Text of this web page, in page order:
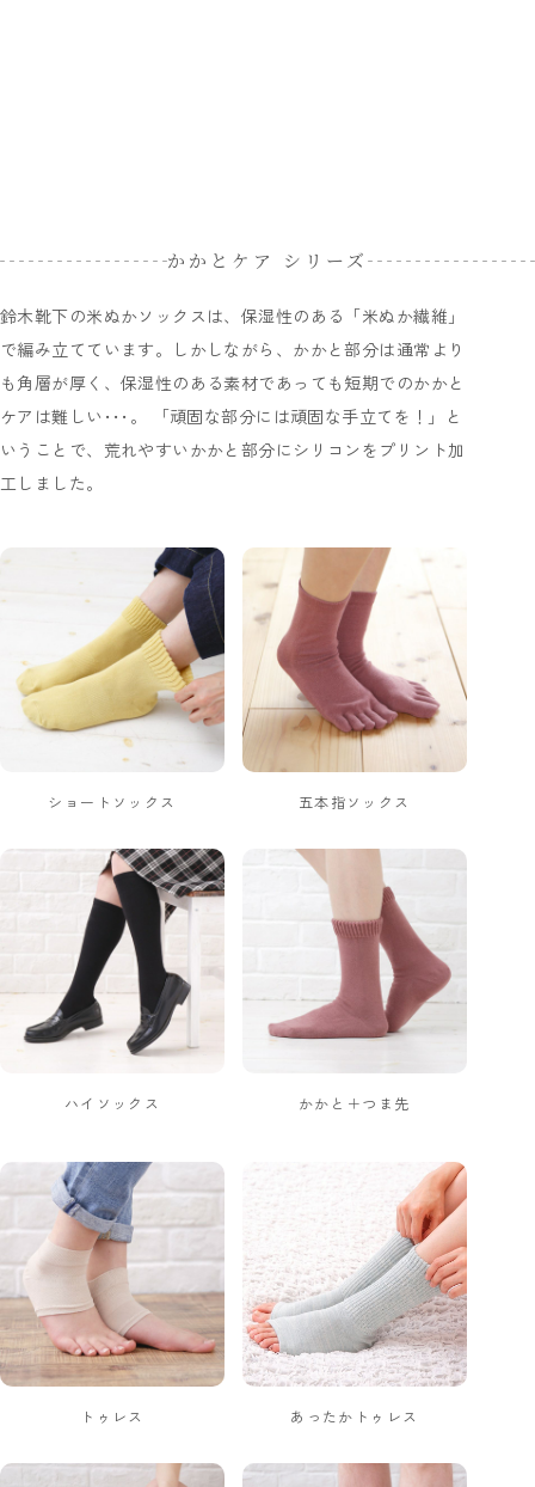
かかとケア シリーズ
鈴木靴下の米ぬかソックスは、保湿性のある「米ぬか繊維」
で編み立てています。しかしながら、かかと部分は通常より
も角層が厚く、保湿性のある素材であっても短期でのかかと
ケアは難しい･･･。 「頑固な部分には頑固な手立てを！」と
いうことで、荒れやすいかかと部分にシリコンをプリント加
工しました。
ショートソックス 五本指ソックス
ハイソックス かかと＋つま先
トゥレス あったかトゥレス